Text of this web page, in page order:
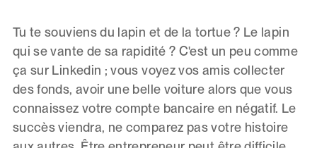
Tu te souviens du lapin et de la tortue ? Le lapin
qui se vante de sa rapidité ? C'est un peu comme
ça sur Linkedin ; vous voyez vos amis collecter
des fonds, avoir une belle voiture alors que vous
connaissez votre compte bancaire en négatif. Le
succès viendra, ne comparez pas votre histoire